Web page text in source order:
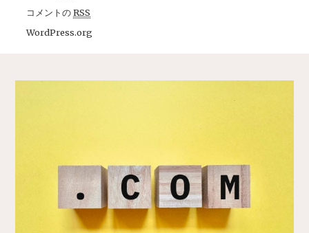
コメントのRSS
WordPress.org